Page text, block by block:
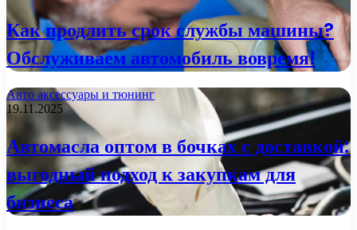
Как продлить срок службы машины?
Обслуживаем автомобиль вовремя!
Авто аксессуары и тюнинг
19.11.2025
Автомасла оптом в бочках с доставкой:
выгодный подход к закупкам для
бизнеса